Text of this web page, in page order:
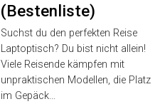
(Bestenliste)
Suchst du den perfekten Reise
Laptoptisch? Du bist nicht allein!
Viele Reisende kämpfen mit
unpraktischen Modellen, die Platz
im Gepäck…